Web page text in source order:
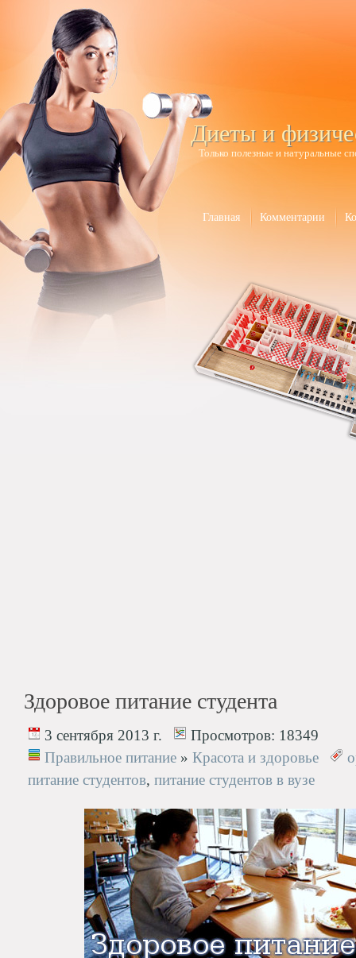
Диеты и
Только полезные и натуральные
Главная Комментарии
Здоровое питание студента
3 сентября 2013 г. Просмотров: 18349
Правильное питание » Красота и здоровье
питание студентов, питание студентов в вузе